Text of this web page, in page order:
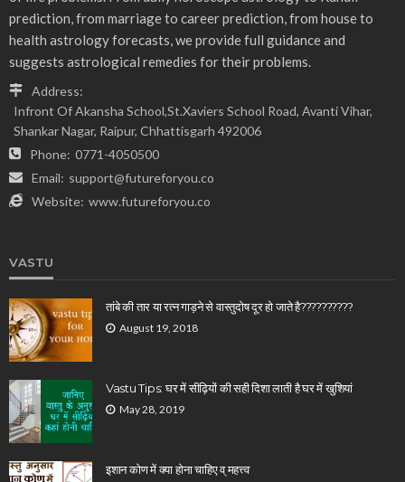
prediction, from marriage to career prediction, from house to
health astrology forecasts, we provide full guidance and
suggests astrological remedies for their problems.
Address:
Infront Of Akansha School,St.Xaviers School Road, Avanti Vihar,
Shankar Nagar, Raipur, Chhattisgarh 492006
Phone: 0771-4050500
Email: support@futureforyou.co
Website: www.futureforyou.co
VASTU
तांबे की तार या रत्न गाड़ने से वास्तुदोष दूर हो जाते है??????????
August 19, 2018
Vastu Tips: घर में सीढ़ियों की सही दिशा लाती है घर में खुशियां
May 28, 2019
इशान कोण में क्या होना चाहिए व् महत्त्व